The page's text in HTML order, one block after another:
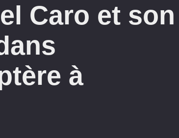
Caro et son
à